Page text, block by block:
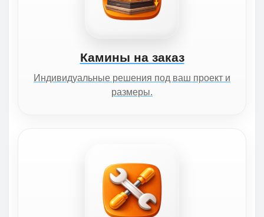
Камины на заказ
Индивидуальные решения под ваш проект и
размеры.